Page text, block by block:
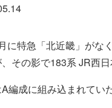
に特急「北近畿」がな
、その影で183系 JR西
編成に組み込まれてい